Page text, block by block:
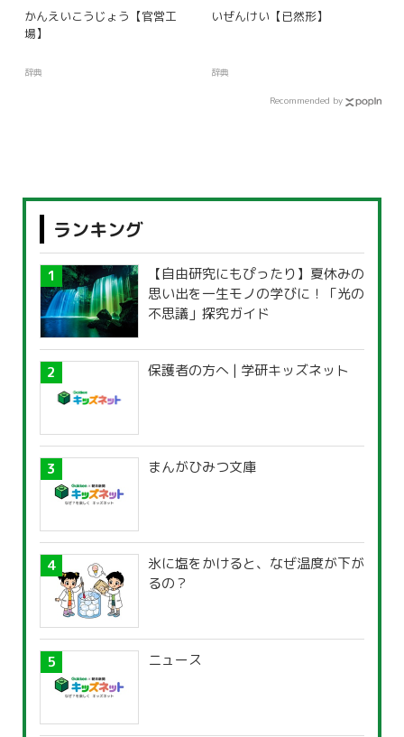
かんえいこうじょう【官営工
場】
辞典
いぜんけい【已然形】
辞典
Recommended by
ランキング
【自由研究にもぴったり】夏休みの
思い出を一生モノの学びに！「光の
不思議」探究ガイド
保護者の方へ | 学研キッズネット
まんがひみつ文庫
氷に塩をかけると、なぜ温度が下が
るの？
ニュース